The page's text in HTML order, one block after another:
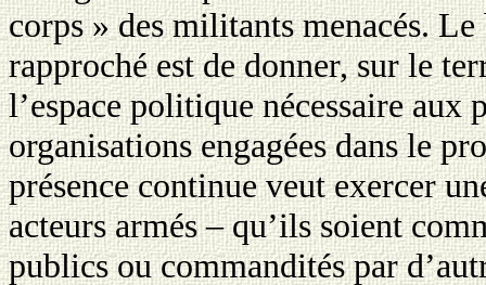
corps » des militants menacés.
rapproché est de donner, sur le
l’espace politique nécessaire aux
organisations engagées dans le
présence continue veut exercer
acteurs armés – qu’ils soient
publics ou commandités par